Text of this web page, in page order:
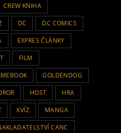
CREW KNIHA
DC DC COMICS
EXPRES ČLÁNKY
FILM
GOLDENDOG
HOST HRA
KVÍZ MANGA
CANC